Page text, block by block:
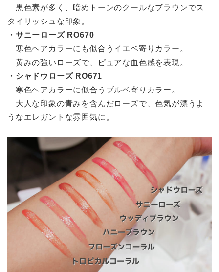
黒色素が多く、暗めトーンのクールなブラウンでス
タイリッシュな印象。
・サニーローズ RO670
寒色ヘアカラーにも似合うイエベ寄りカラー。
黄みの強いローズで、ピュアな血色感を表現。
・シャドウローズ RO671
寒色ヘアカラーに似合うブルベ寄りカラー。
大人な印象の青みを含んだローズで、色気が漂うよ
うなエレガントな雰囲気に。